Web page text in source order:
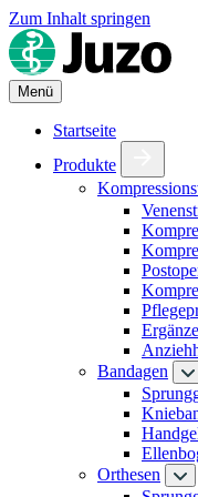
Zum Inhalt springen
Menü
Startseite
Produkte
Bandagen
Orthesen